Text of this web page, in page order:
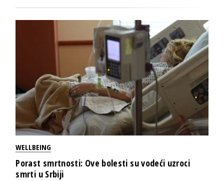
WELLBEING
Porast smrtnosti: Ove bolesti su vodeći uzroci
smrti u Srbiji